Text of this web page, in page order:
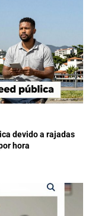
devido a rajadas
hora